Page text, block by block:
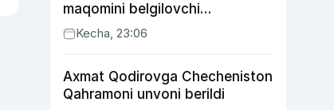
maqomini belgilovchi
konstitutsiyaviy qonunni
ma’qulladi
Kecha, 23:06
Axmat Qodirovga Checheniston
Qahramoni unvoni berildi